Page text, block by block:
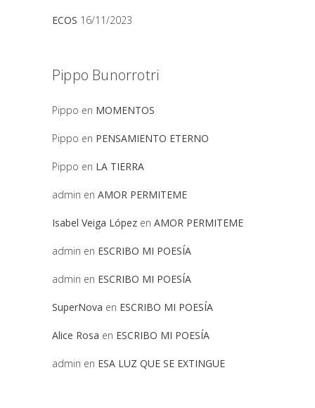
ECOS 16/11/2023
Pippo Bunorrotri
Pippo en MOMENTOS
Pippo en PENSAMIENTO ETERNO
Pippo en LA TIERRA
admin en AMOR PERMITEME
Isabel Veiga López en AMOR PERMITEME
admin en ESCRIBO MI POESÍA
admin en ESCRIBO MI POESÍA
SuperNova en ESCRIBO MI POESÍA
Alice Rosa en ESCRIBO MI POESÍA
admin en ESA LUZ QUE SE EXTINGUE